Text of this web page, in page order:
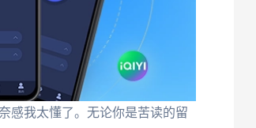
感我太懂了。无论你是苦读的留